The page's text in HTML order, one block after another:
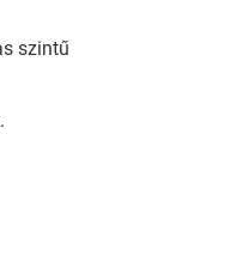
szintű